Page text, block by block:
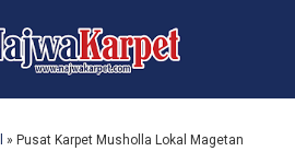
» Pusat Karpet Musholla Lokal Magetan